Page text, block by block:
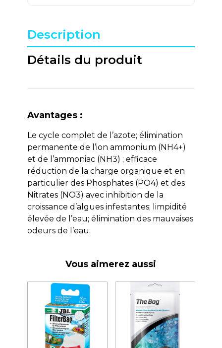
Description
Détails du produit
Avantages :
Le cycle complet de l’azote; élimination
permanente de l’ion ammonium (NH4+)
et de l’ammoniac (NH3) ; efficace
réduction de la charge organique et en
particulier des Phosphates (PO4) et des
Nitrates (NO3) avec inhibition de la
croissance d’algues infestantes; limpidité
élevée de l’eau; élimination des mauvaises
odeurs de l’eau.
Vous aimerez aussi